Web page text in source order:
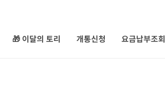
🎁 이달의 토리 개통신청 요금납부조회